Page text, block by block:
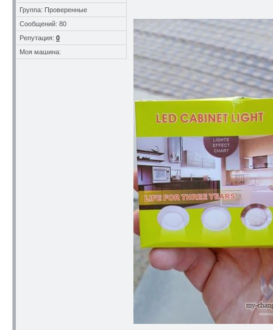
Группа: Проверенные
Сообщений: 80
Репутация: 0
Моя машина: